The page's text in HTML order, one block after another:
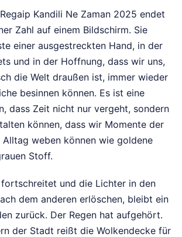
Kandili Ne Zaman 2025 endet
Zahl auf einem Bildschirm. Sie
einer ausgestreckten Hand, in der
und in der Hoffnung, dass wir uns,
die Welt draußen ist, immer wieder
besinnen können. Es ist eine
dass Zeit nicht nur vergeht, sondern
können, dass wir Momente der
weben können wie goldene
Stoff.
und die Lichter in den
dem anderen erlöschen, bleibt ein
zurück. Der Regen hat aufgehört.
der Stadt reißt die Wolkendecke für